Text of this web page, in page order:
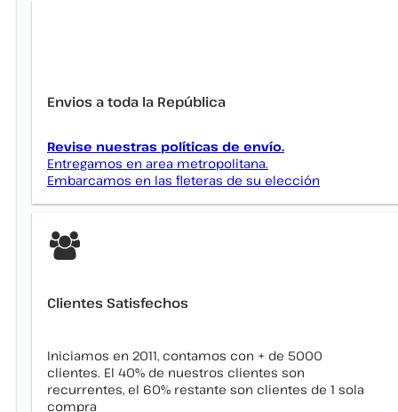
Envios a toda la República
Revise nuestras políticas de envío.
Entregamos en area metropolitana.
Embarcamos en las fleteras de su elección
Clientes Satisfechos
Iniciamos en 2011, contamos con + de 5000
clientes. El 40% de nuestros clientes son
recurrentes, el 60% restante son clientes de 1 sola
compra